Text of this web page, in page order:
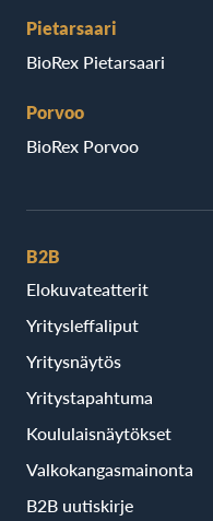
Pietarsaari
BioRex Pietarsaari
Porvoo
BioRex Porvoo
B2B
Elokuvateatterit
Yritysleffaliput
Yritysnäytös
Yritystapahtuma
Koululaisnäytökset
Valkokangasmainonta
B2B uutiskirje